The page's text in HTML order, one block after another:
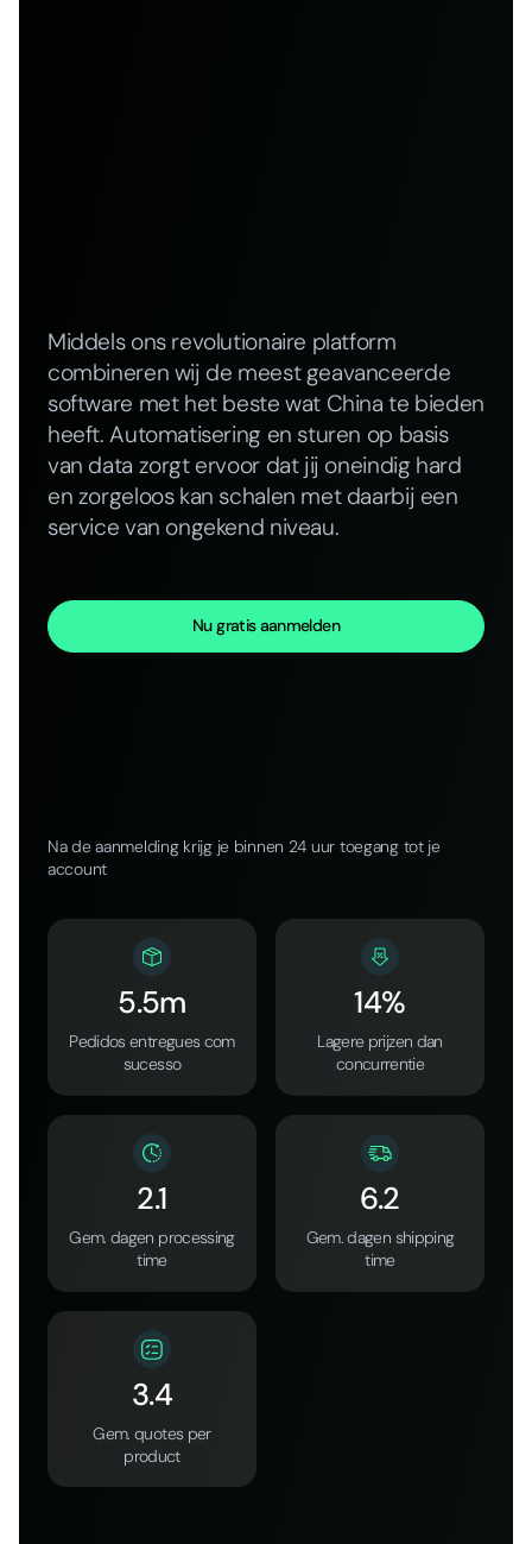
Middels ons revolutionaire platform
combineren wij de meest geavanceerde
software met het beste wat China te bieden
heeft. Automatisering en sturen op basis
van data zorgt ervoor dat jij oneindig hard
en zorgeloos kan schalen met daarbij een
service van ongekend niveau.
Nu gratis aanmelden
Na de aanmelding krijg je binnen 24 uur toegang tot je
account
5.5m
Pedidos entregues com
sucesso
14%
Lagere prijzen dan
concurrentie
2.1
Gem. dagen processing
time
6.2
Gem. dagen shipping
time
3.4
Gem. quotes per
product